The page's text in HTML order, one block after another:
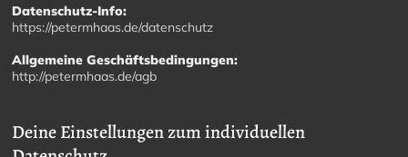
Datenschutz-Info:
https://petermhaas.de/datenschutz
Allgemeine Geschäftsbedingungen:
http://petermhaas.de/agb
Deine Einstellungen zum individuellen